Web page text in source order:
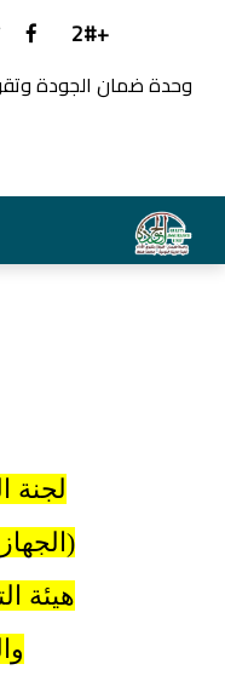
+2#
وحدة ضمان الجودة
لجنة
هيئة